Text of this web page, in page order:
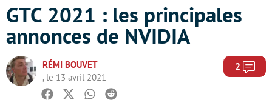
GTC 2021 : les principales
annonces de NVIDIA
RÉMI BOUVET
, le 13 avril 2021
2
Facebook
TwitterWhatsapp
Reddit